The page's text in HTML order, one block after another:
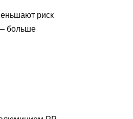
риск
больше